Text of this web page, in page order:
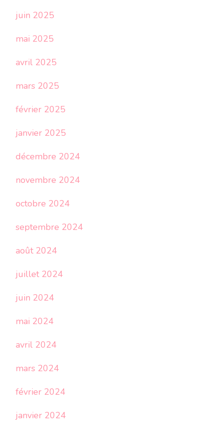
juin 2025
mai 2025
avril 2025
mars 2025
février 2025
janvier 2025
décembre 2024
novembre 2024
octobre 2024
septembre 2024
août 2024
juillet 2024
juin 2024
mai 2024
avril 2024
mars 2024
février 2024
janvier 2024